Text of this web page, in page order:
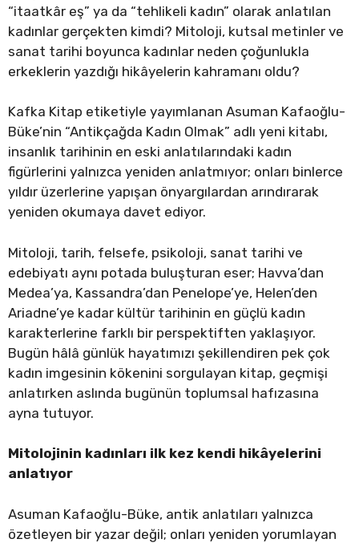
“itaatkâr eş” ya da “tehlikeli kadın” olarak anlatılan
kadınlar gerçekten kimdi? Mitoloji, kutsal metinler ve
sanat tarihi boyunca kadınlar neden çoğunlukla
erkeklerin yazdığı hikâyelerin kahramanı oldu?
Kafka Kitap etiketiyle yayımlanan Asuman Kafaoğlu-
Büke’nin “Antikçağda Kadın Olmak” adlı yeni kitabı,
insanlık tarihinin en eski anlatılarındaki kadın
figürlerini yalnızca yeniden anlatmıyor; onları binlerce
yıldır üzerlerine yapışan önyargılardan arındırarak
yeniden okumaya davet ediyor.
Mitoloji, tarih, felsefe, psikoloji, sanat tarihi ve
edebiyatı aynı potada buluşturan eser; Havva’dan
Medea’ya, Kassandra’dan Penelope’ye, Helen’den
Ariadne’ye kadar kültür tarihinin en güçlü kadın
karakterlerine farklı bir perspektiften yaklaşıyor.
Bugün hâlâ günlük hayatımızı şekillendiren pek çok
kadın imgesinin kökenini sorgulayan kitap, geçmişi
anlatırken aslında bugünün toplumsal hafızasına
ayna tutuyor.
Mitolojinin kadınları ilk kez kendi hikâyelerini
anlatıyor
Asuman Kafaoğlu-Büke, antik anlatıları yalnızca
özetleyen bir yazar değil; onları yeniden yorumlayan